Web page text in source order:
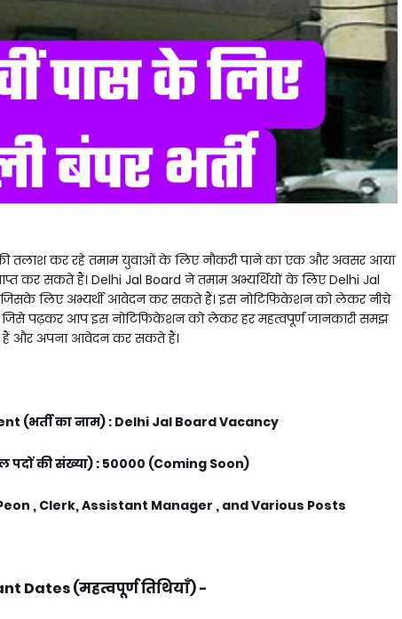
तलाश कर रहे तमाम युवाओं के लिए नौकरी पाने का एक और अवसर आया
कर सकते हैं। Delhi Jal Board ने तमाम अभ्यर्थियों के लिए Delhi Jal
जिसके लिए अभ्यर्थी आवेदन कर सकते हैं। इस नोटिफिकेशन को लेकर नीचे
जिसे पढ़कर आप इस नोटिफिकेशन को लेकर हर महत्वपूर्ण जानकारी समझ
और अपना आवेदन कर सकते हैं।
(भर्ती का नाम) : Delhi Jal Board Vacancy
की संख्या) : 50000 (Coming Soon)
, Clerk, Assistant Manager , and Various Posts
Dates (महत्वपूर्ण तिथियाँ) -